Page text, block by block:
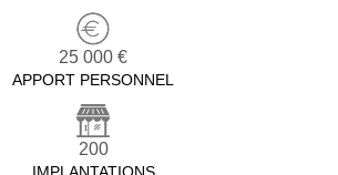
25 000 €
APPORT PERSONNEL
200